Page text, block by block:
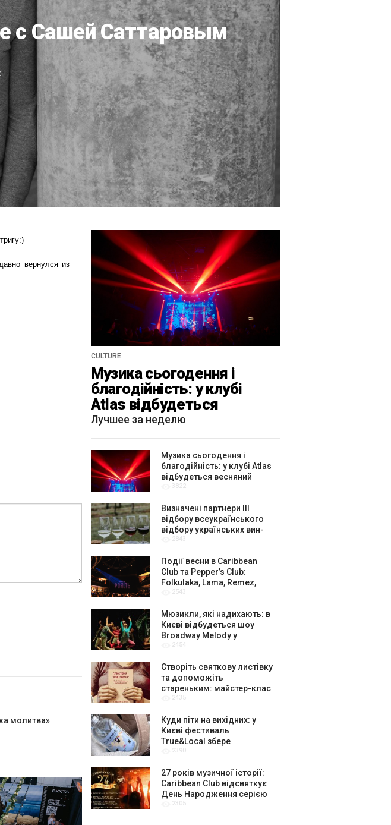
c Сашей Саттаровым
вернулся из
молитва»
CULTURE
Музика сьогодення і
благодійність: у клубі
Atlas відбудеться
весняний «ГОМІН»
Лучшее за неделю
Музика сьогодення і
благодійність: у клубі Atlas
відбудеться весняний
«ГОМІН»
3822
Визначені партнери ІІІ
відбору всеукраїнського
відбору українських вин-
амбасадорів
2843
Події весни в Caribbean
Club та Pepper’s Club:
Folkulaka, Lama, Remez,
вар’єте «Рояль» і триб’ют-
2543
Мюзикли, які надихають: в
Києві відбудеться шоу
Broadway Melody у
виконанні юних артистів
2454
Створіть святкову листівку
та допоможіть
стареньким: майстер-клас
від БФ «Юлині Бабусі» на
2435
Куди піти на вихідних: у
Києві фестиваль
True&Local збере
крафтярів, лекторів і гурт
2390
27 років музичної історії:
Caribbean Club відсвяткує
День Народження серією
благодійних подій
2305